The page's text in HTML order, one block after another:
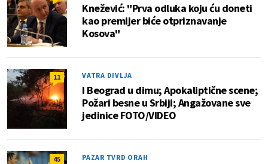
Knežević: "Prva odluka koju ću doneti
kao premijer biće otpriznavanje
Kosova"
11 VATRA DIVLJA
I Beograd u dimu; Apokaliptične scene;
Požari besne u Srbiji; Angažovane sve
jedinice FOTO/VIDEO
45 PAZAR TVRD ORAH